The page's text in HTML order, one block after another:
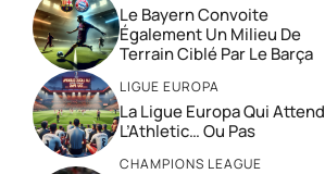
Le Bayern Convoite
Également Un Milieu De
Terrain Ciblé Par Le Barça
LIGUE EUROPA
La Ligue Europa Qui Attend
L’Athletic… Ou Pas
CHAMPIONS LEAGUE